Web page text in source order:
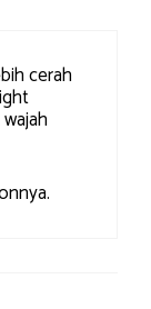
cerah